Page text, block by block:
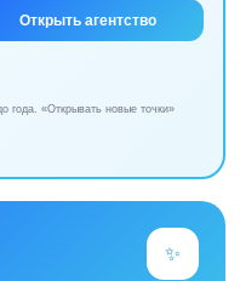
Открыть агентство
года. «Открывать новые точки»
✨